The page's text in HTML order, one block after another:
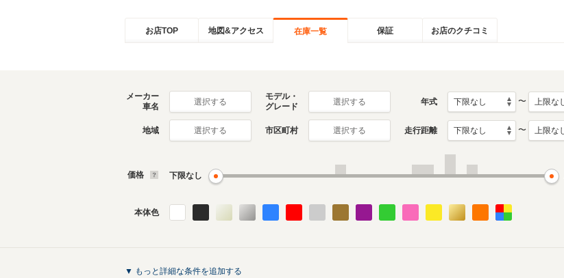
お店TOP 地図&アクセス 在庫一覧 保証 お店のクチコミ
メーカー
車名
選択する
モデル・
グレード
選択する 年式 〜
地域 選択する 市区町村 選択する 走行距離 〜
価格 下限なし
本体色
▼ もっと詳細な条件を追加する